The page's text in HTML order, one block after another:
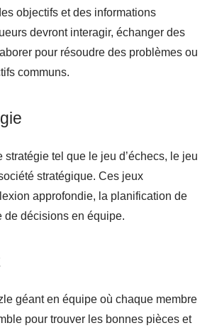
objectifs et des informations
devront interagir, échanger des
pour résoudre des problèmes ou
communs.
stratégie tel que le jeu d’échecs, le jeu
stratégique. Ces jeux
approfondie, la planification de
de décisions en équipe.
géant en équipe où chaque membre
pour trouver les bonnes pièces et